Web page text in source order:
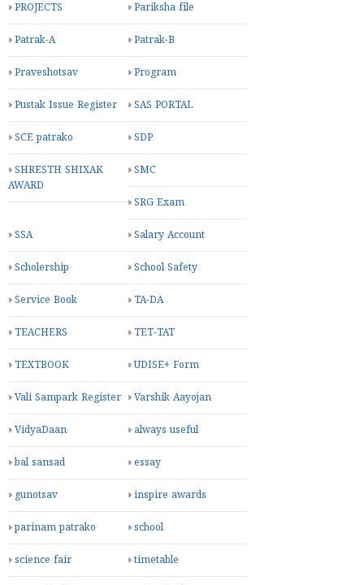
PROJECTS Pariksha file
Patrak-A Patrak-B
Praveshotsav Program
Pustak Issue Register SAS PORTAL
SCE patrako SDP
SHRESTH SHIXAK
AWARD
SMC
SRG Exam
SSA Salary Account
Scholership School Safety
Service Book TA-DA
TEACHERS TET-TAT
TEXTBOOK UDISE+ Form
Vali Sampark Register Varshik Aayojan
VidyaDaan always useful
bal sansad essay
gunotsav inspire awards
parinam patrako school
science fair timetable